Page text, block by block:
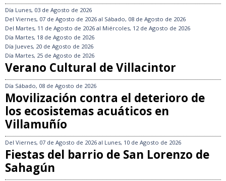
Día Lunes, 03 de Agosto de 2026
Del Viernes, 07 de Agosto de 2026 al Sábado, 08 de Agosto de 2026
Del Martes, 11 de Agosto de 2026 al Miércoles, 12 de Agosto de 2026
Día Martes, 18 de Agosto de 2026
Día Jueves, 20 de Agosto de 2026
Día Martes, 25 de Agosto de 2026
Verano Cultural de Villacintor
Día Sábado, 08 de Agosto de 2026
Movilización contra el deterioro de
los ecosistemas acuáticos en
Villamuñío
Del Viernes, 07 de Agosto de 2026 al Lunes, 10 de Agosto de 2026
Fiestas del barrio de San Lorenzo de
Sahagún